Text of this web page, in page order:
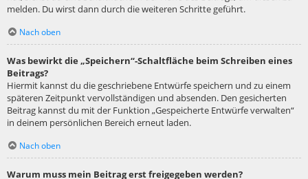
melden. Du wirst dann durch die weiteren Schritte geführt.
Nach oben
Was bewirkt die „Speichern“-Schaltfläche beim Schreiben eines
Beitrags?
Hiermit kannst du die geschriebene Entwürfe speichern und zu einem
späteren Zeitpunkt vervollständigen und absenden. Den gesicherten
Beitrag kannst du mit der Funktion „Gespeicherte Entwürfe verwalten“
in deinem persönlichen Bereich erneut laden.
Nach oben
Warum muss mein Beitrag erst freigegeben werden?